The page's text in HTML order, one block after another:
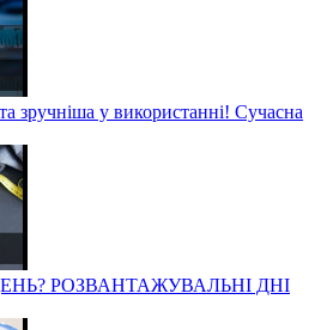
зручніша у використанні! Сучасна
РОЗВАНТАЖУВАЛЬНІ ДНІ